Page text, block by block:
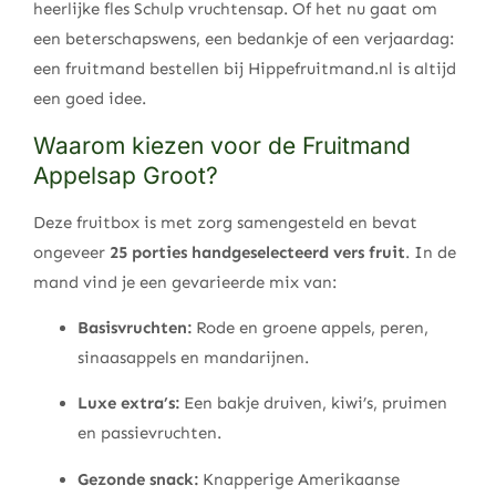
heerlijke fles Schulp vruchtensap. Of het nu gaat om
een beterschapswens, een bedankje of een verjaardag:
een fruitmand bestellen bij Hippefruitmand.nl is altijd
een goed idee.
Waarom kiezen voor de Fruitmand
Appelsap Groot?
Deze fruitbox is met zorg samengesteld en bevat
ongeveer 25 porties handgeselecteerd vers fruit. In de
mand vind je een gevarieerde mix van:
Basisvruchten: Rode en groene appels, peren,
sinaasappels en mandarijnen.
Luxe extra’s: Een bakje druiven, kiwi’s, pruimen
en passievruchten.
Gezonde snack: Knapperige Amerikaanse